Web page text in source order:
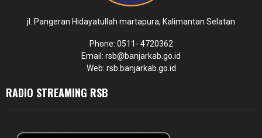
jl. Pangeran Hidayatullah martapura, Kalimantan Selatan
Phone: 0511- 4720362
Email: rsb@banjarkab.go.id
Web: rsb.banjarkab.go.id
RADIO STREAMING RSB